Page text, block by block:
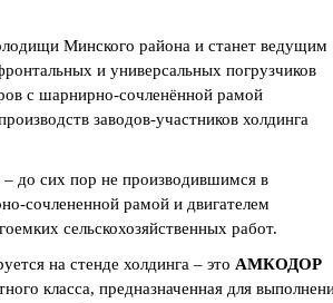
Минского района и станет ведущим
и универсальных погрузчиков
с шарнирно-сочленённой рамой
заводов-участников холдинга
до сих пор не производившимся в
сочлененной рамой и двигателем
сельскохозяйственных работ.
на стенде холдинга – это АМКОДОР
класса, предназначенная для